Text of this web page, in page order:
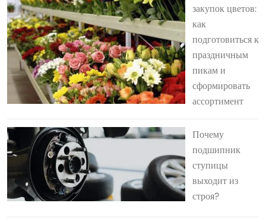
закупок цветов:
как
подготовиться к
праздничным
пикам и
сформировать
ассортимент
Почему
подшипник
ступицы
выходит из
строя?